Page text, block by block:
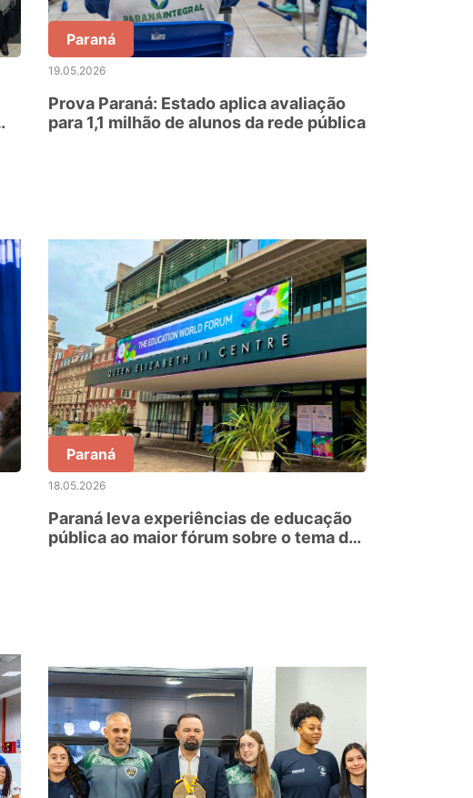
Paraná
19.05.2026
Prova Paraná: Estado aplica avaliação
para 1,1 milhão de alunos da rede pública
Paraná
18.05.2026
Paraná leva experiências de educação
pública ao maior fórum sobre o tema do